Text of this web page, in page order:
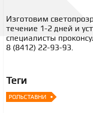
Изготовим
течение 1-2 дней и
специалисты
8 (8412) 22-93-93.
Теги
РОЛЬСТАВНИ